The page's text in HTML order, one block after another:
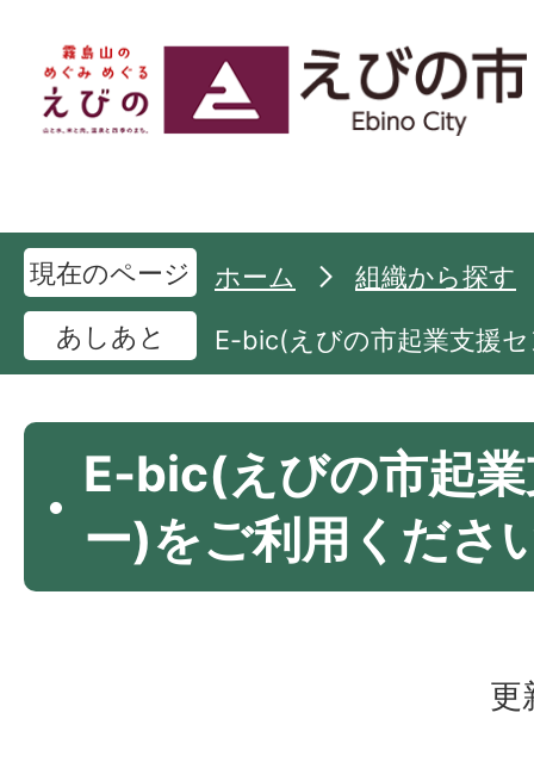
現在のページ ホーム
組織から探す
あしあと
E-bic(えびの市起業支援
E-bic(えびの市起
ー)をご利用くださ
更